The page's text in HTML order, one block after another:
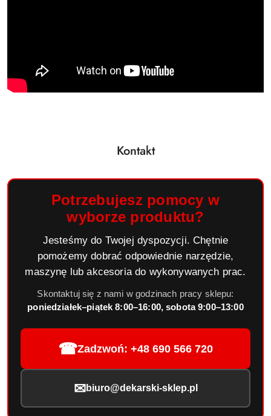
Kontakt
Potrzebujesz pomocy w
wyborze produktu?
Jesteśmy do Twojej dyspozycji. Chętnie
pomożemy dobrać odpowiednie narzędzie,
maszynę lub akcesoria do wykonywanych prac.
Skontaktuj się z nami w godzinach pracy sklepu:
poniedziałek–piątek 8:00–16:00, sobota 9:00–13:00
☎Zadzwoń: +48 690 566 720
✉ biuro@dekarski-sklep.pl